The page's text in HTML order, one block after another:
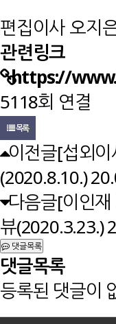
편집이사 오지
관련링크
https://
5118회 연결
목록
이전글[섭외
(2020.8.10.)
다음글[이인
뷰(2020.3.23.)
댓글목록
댓글목록
등록된 댓글이